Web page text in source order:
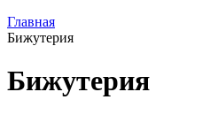
Главная
Бижутерия
Бижутерия